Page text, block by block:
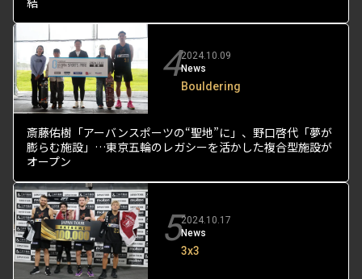
42024.10.09
News
Bouldering
斎藤佑樹「アーバンスポーツの“聖地”に」、野口啓代「夢が
膨らむ施設」…東京五輪のレガシーを活かした複合型施設が
オープン
52024.10.17
News
3x3